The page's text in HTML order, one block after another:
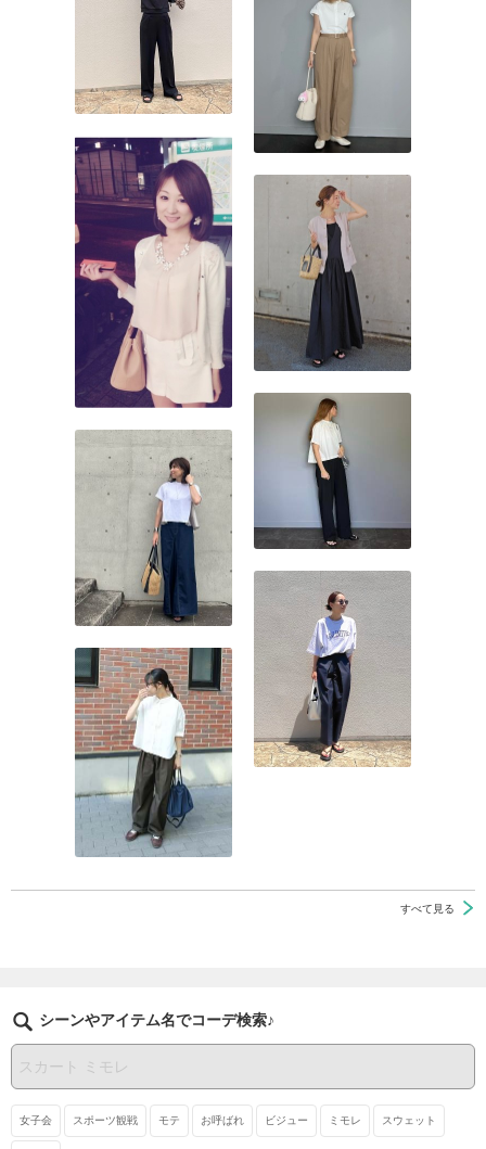
すべて見る
シーンやアイテム名でコーデ検索♪
女子会 スポーツ観戦 モテ お呼ばれ ビジュー ミモレ スウェット